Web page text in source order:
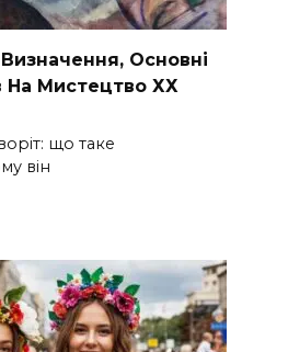
Основні
На Мистецтво ХХ
що таке
він